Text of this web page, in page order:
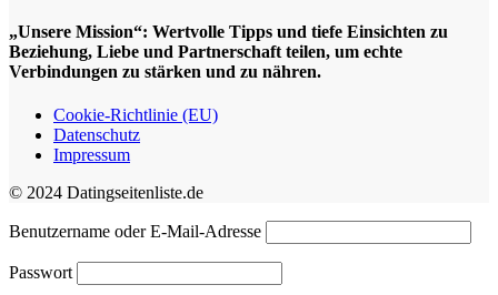
„Unsere Mission“: Wertvolle Tipps und tiefe Einsichten zu
Beziehung, Liebe und Partnerschaft teilen, um echte
Verbindungen zu stärken und zu nähren.
Cookie-Richtlinie (EU)
Datenschutz
Impressum
© 2024 Datingseitenliste.de
Benutzername oder E-Mail-Adresse
Passwort